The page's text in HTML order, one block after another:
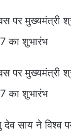
देव साय ने विश्व